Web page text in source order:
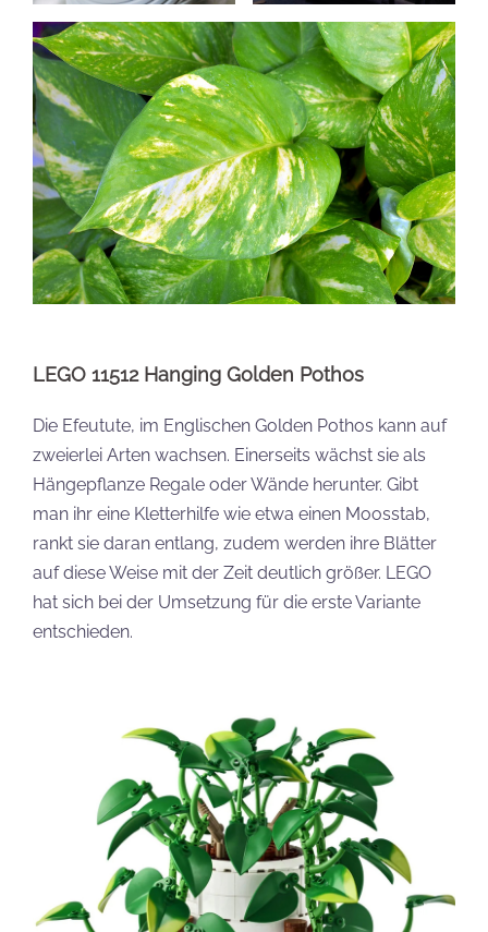
LEGO 11512 Hanging Golden Pothos
Die Efeutute, im Englischen Golden Pothos kann auf
zweierlei Arten wachsen. Einerseits wächst sie als
Hängepflanze Regale oder Wände herunter. Gibt
man ihr eine Kletterhilfe wie etwa einen Moosstab,
rankt sie daran entlang, zudem werden ihre Blätter
auf diese Weise mit der Zeit deutlich größer. LEGO
hat sich bei der Umsetzung für die erste Variante
entschieden.